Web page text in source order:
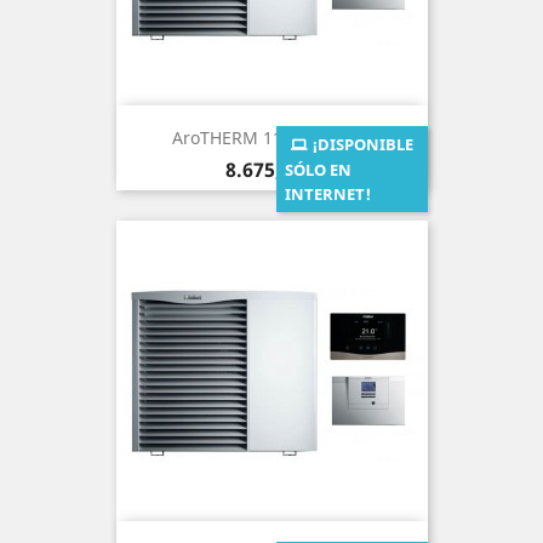
¡DISPONIBLE
SÓLO EN
INTERNET!
AroTHERM 11 (Sistema...
Precio
8.675,00 €